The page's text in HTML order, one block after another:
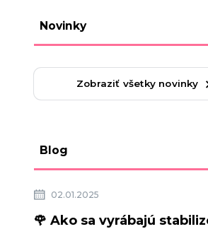
Novinky
Zobraziť všetky novinky
Blog
02.01.2025
🌹 Ako sa vyrábajú